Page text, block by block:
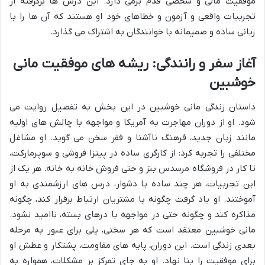
تجربیات واقعی و آزمون و خطاهای خود او هستند که آن ها را با
زبانی ساده و صمیمانه با خوانندگان به اشتراک می گذارد.
آغاز سفر و رانندگی: ریشه های موفقیت مانی
خوشبین
داستان زندگی مانی خوشبین در این بخش به تفصیل روایت می
شود. او از دوران مهاجرت به آمریکا و مواجهه با چالش های اولیه
مانند زبان جدید، فرهنگ ناآشنا و فقر سخن می گوید. او مشاغل
مختلفی را تجربه کرد: از کارگری ساده در پیتزا فروشی و سوپرمارکت،
تا کار در فروشگاه مرسدس بنز و حتی فروش خانه به خانه. هر یک از
این تجربیات، هر چند ساده یا دشوار، درس های ارزشمندی به او
آموختند. او یاد گرفت چگونه با مشتریان ارتباط برقرار کند، چگونه
مذاکره کند و چگونه حتی در مواجهه با درهای بسته، ناامید نشود.
مانی خوشبین معتقد است که هر سختی، پلی برای عبور به مرحله
بعدی زندگی است. این دوران، پایه های مقاومت، پشتکار و عطش او
برای موفقیت را بنا نهاد. او به جای تمرکز بر مشکلات، همواره به